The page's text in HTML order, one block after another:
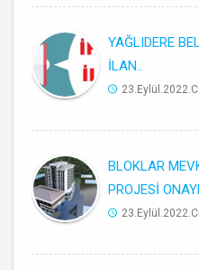
YAĞLIDERE
İLAN..
BLOKLAR
PROJESİ